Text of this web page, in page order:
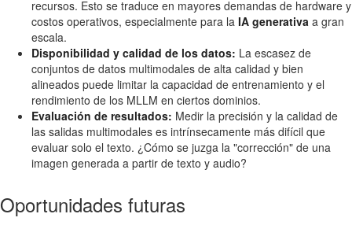
recursos. Esto se traduce en mayores demandas de hardware y
costos operativos, especialmente para la IA generativa a gran
escala.
Disponibilidad y calidad de los datos: La escasez de
conjuntos de datos multimodales de alta calidad y bien
alineados puede limitar la capacidad de entrenamiento y el
rendimiento de los MLLM en ciertos dominios.
Evaluación de resultados: Medir la precisión y la calidad de
las salidas multimodales es intrínsecamente más difícil que
evaluar solo el texto. ¿Cómo se juzga la "corrección" de una
imagen generada a partir de texto y audio?
Oportunidades futuras